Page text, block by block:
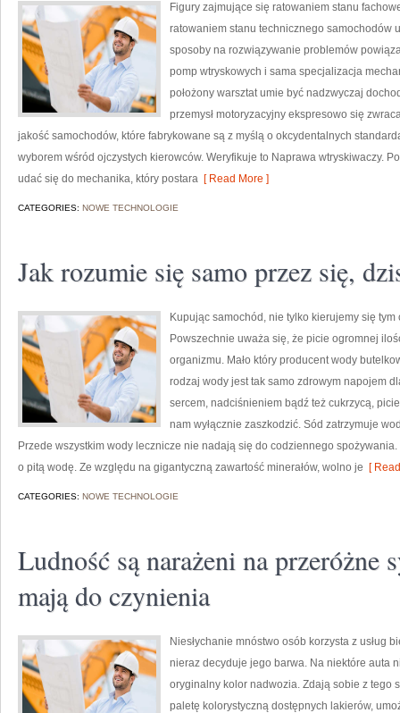
Figury zajmujące się ratowaniem stanu
ratowaniem stanu technicznego samochodów
sposoby na rozwiązywanie problemów
pomp wtryskowych i sama specjalizacja
położony warsztat umie być nadzwyczaj
przemysł motoryzacyjny ekspresowo się
jakość samochodów, które fabrykowane są z myślą o okcydentalnych
wyborem wśród ojczystych kierowców. Weryfikuje to Naprawa wtryskiwaczy.
udać się do mechanika, który postara [ Read More ]
CATEGORIES: NOWE TECHNOLOGIE
Jak rozumie się samo przez się,
Kupując samochód, nie tylko kierujemy się
Powszechnie uważa się, że picie ogromnej
organizmu. Mało który producent wody
rodzaj wody jest tak samo zdrowym napojem
sercem, nadciśnieniem bądź też cukrzycą,
nam wyłącznie zaszkodzić. Sód zatrzymuje
Przede wszystkim wody lecznicze nie nadają się do codziennego
o pitą wodę. Ze względu na gigantyczną zawartość minerałów, wolno je [
CATEGORIES: NOWE TECHNOLOGIE
Ludność są narażeni na przeróżne
mają do czynienia
Niesłychanie mnóstwo osób korzysta z usług
nieraz decyduje jego barwa. Na niektóre auta
oryginalny kolor nadwozia. Zdają sobie z tego
paletę kolorystyczną dostępnych lakierów,